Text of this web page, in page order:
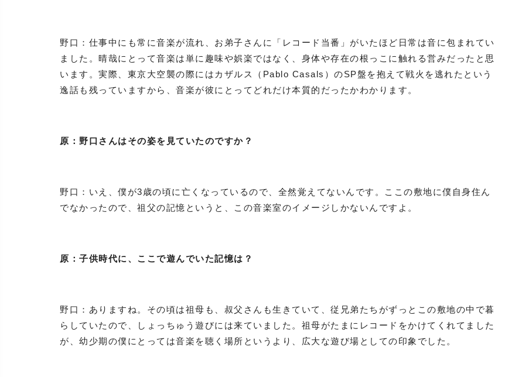
野口：仕事中にも常に音楽が流れ、お弟子さんに「レコード当番」がいたほど日常は音に包まれてい
ました。晴哉にとって音楽は単に趣味や娯楽ではなく、身体や存在の根っこに触れる営みだったと思
います。実際、東京大空襲の際にはカザルス（Pablo Casals）のSP盤を抱えて戦火を逃れたという
逸話も残っていますから、音楽が彼にとってどれだけ本質的だったかわかります。
原：野口さんはその姿を見ていたのですか？
野口：いえ、僕が3歳の頃に亡くなっているので、全然覚えてないんです。ここの敷地に僕自身住ん
でなかったので、祖父の記憶というと、この音楽室のイメージしかないんですよ。
原：子供時代に、ここで遊んでいた記憶は？
野口：ありますね。その頃は祖母も、叔父さんも生きていて、従兄弟たちがずっとこの敷地の中で暮
らしていたので、しょっちゅう遊びには来ていました。祖母がたまにレコードをかけてくれてました
が、幼少期の僕にとっては音楽を聴く場所というより、広大な遊び場としての印象でした。